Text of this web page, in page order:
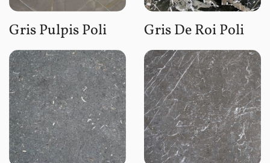
Gris Pulpis Poli Gris De Roi Poli